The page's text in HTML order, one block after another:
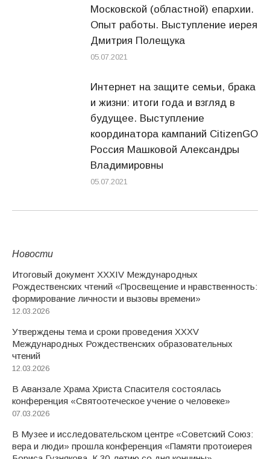
Московской (областной) епархии.
Опыт работы. Выступление иерея
Дмитрия Полещука
05.07.2021
Интернет на защите семьи, брака
и жизни: итоги года и взгляд в
будущее. Выступление
координатора кампаний CitizenGO
Россия Машковой Александры
Владимировны
05.07.2021
Новости
Итоговый документ XXХIV Международных
Рождественских чтений «Просвещение и нравственность:
формирование личности и вызовы времени»
12.03.2026
Утверждены тема и сроки проведения XXXV
Международных Рождественских образовательных
чтений
12.03.2026
В Аванзале Храма Христа Спасителя состоялась
конференция «Святоотеческое учение о человеке»
07.03.2026
В Музее и исследовательском центре «Советский Союз:
вера и люди» прошла конференция «Памяти протоиерея